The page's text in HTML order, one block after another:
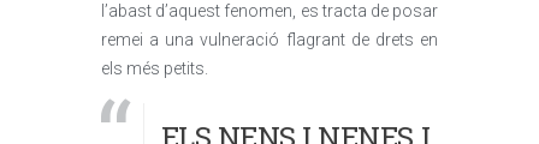
l’abast d’aquest fenomen, es tracta de posar
remei a una vulneració flagrant de drets en
els més petits.